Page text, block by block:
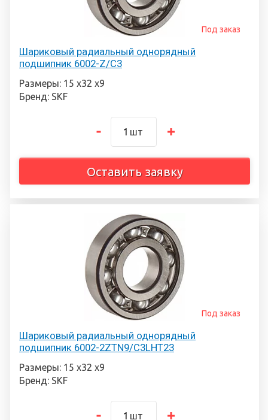
Шариковый радиальный однорядный
подшипник 6002-Z/C3
Под заказ
Размеры: 15 х32 х9
Бренд: SKF
шт
Оставить заявку
Шариковый радиальный однорядный
подшипник 6002-2ZTN9/C3LHT23
Под заказ
Размеры: 15 х32 х9
Бренд: SKF
шт